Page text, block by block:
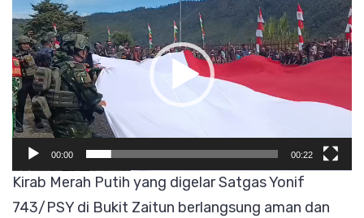
JAYA
|
2025
Video
00:00 00:22
Kirab Merah Putih yang digelar Satgas Yonif
743/PSY di Bukit Zaitun berlangsung aman dan